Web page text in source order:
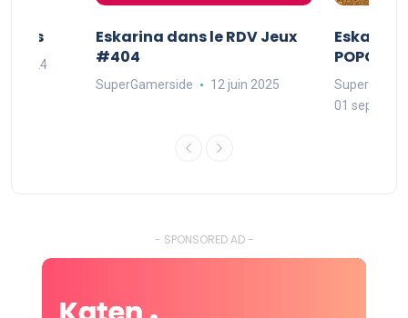
2024
Eskarina dans le RDV Jeux
#404
SuperGamerside 12 juin 2025
Eskarina
01
- SPONSORED AD -